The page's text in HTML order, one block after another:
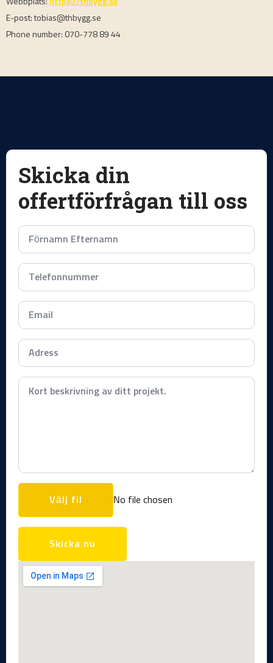
Webbplats: https://thbygg.se
E-post: tobias@thbygg.se
Phone number: 070-778 89 44
Skicka din
offertförfrågan till oss
Namn
Telefonnummer
Email
Meddelande
Ladda
No file chosen
Skicka nu